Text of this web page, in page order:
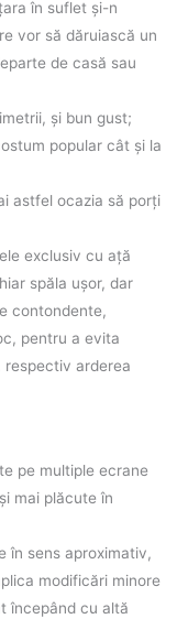
în suflet şi-n
vor să dăruiască un
de casă sau
şi bun gust;
popular cât şi la
astfel ocazia să porţi
exclusiv cu aţă
spăla uşor, dar
contondente,
pentru a evita
respectiv arderea
pe multiple ecrane
mai plăcute în
în sens aproximativ,
modificări minore
începând cu altă